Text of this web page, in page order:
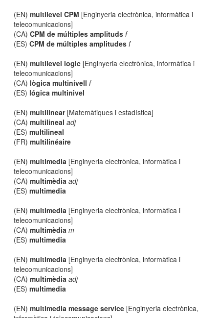
(EN)multilevel CPM [Enginyeria electrònica, informàtica i
telecomunicacions]
(CA)CPM de múltiples amplituds f
(ES)CPM de múltiples amplitudes f
(EN)multilevel logic [Enginyeria electrònica, informàtica i
telecomunicacions]
(CA) lògica multinivell f
(ES) lógica multinivel
(EN)multilinear[Matemàtiques i estadística]
(CA)multilineal adj
(ES)multilineal
(FR)multilinéaire
(EN)multimedia [Enginyeria electrònica, informàtica i
telecomunicacions]
(CA)multimèdia adj
(ES)multimedia
(EN)multimedia [Enginyeria electrònica, informàtica i
telecomunicacions]
(CA)multimèdia m
(ES)multimedia
(EN)multimedia [Enginyeria electrònica, informàtica i
telecomunicacions]
(CA)multimèdia adj
(ES)multimedia
(EN)multimedia message service [Enginyeria electrònica,